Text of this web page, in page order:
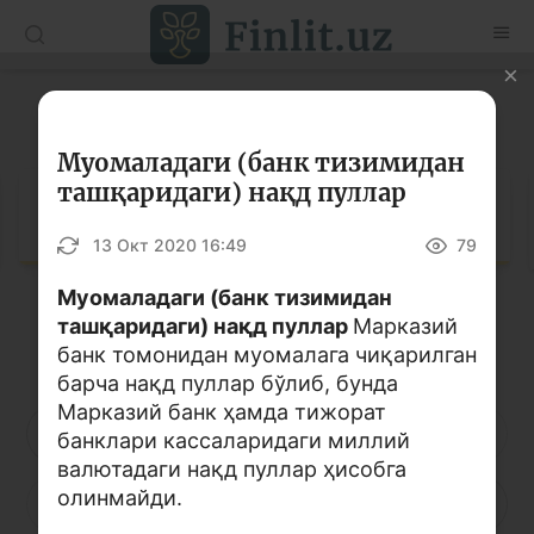
Рус
Мақолалар
Ўқув қўлланмалар
Луғат
Молиявий саводхонлик бўйича китоблар
Видео
Лойиҳалар
Интерактив хизматлар
Кирилл алифбоси Лотин алифбоси
А Б В Г Ғ Д
Ё Ж
Муомаладаги (банк тизимидан
ташқаридаги) нақд пуллар
13 Окт 2020 16:49 79
Муомаладаги (банк тизимидан
ташқаридаги) нақд пуллар Марказий
банк томонидан муомалага чиқарилган
барча нақд пуллар бўлиб, бунда
Марказий банк ҳамда тижорат
банклари кассаларидаги миллий
валютадаги нақд пуллар ҳисобга
олинмайди.